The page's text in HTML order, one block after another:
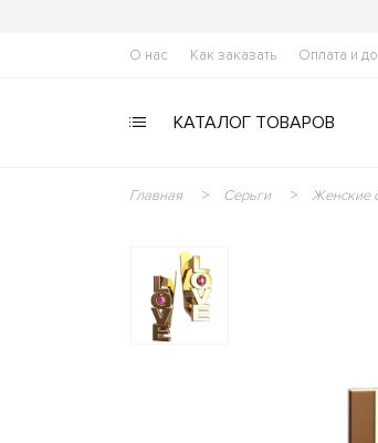
О нас Как заказать Оплата и
КАТАЛОГ ТОВАРОВ
Главная Серьги Женские